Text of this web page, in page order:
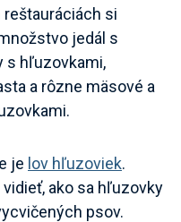
si
jedál s
s hľuzovkami,
a rôzne mäsové a
je lov hľuzoviek.
ako sa hľuzovky
psov.